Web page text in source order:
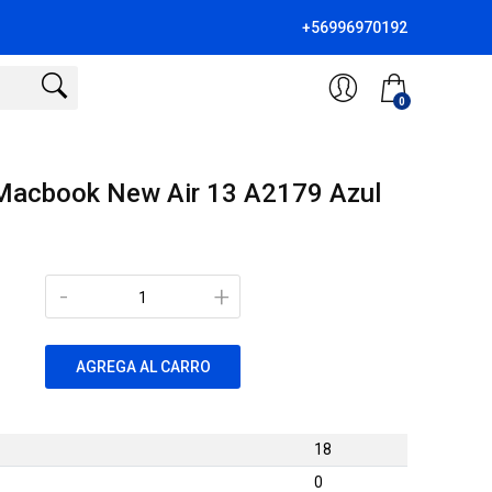
+56996970192
0
New Air 13 A2179 Azul
+
-
AGREGA AL CARRO
18
0